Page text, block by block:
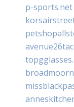
p-sports.net